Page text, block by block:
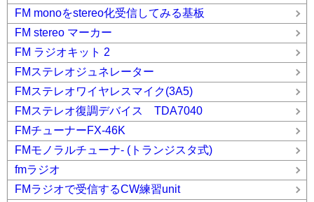
FM monoをstereo化受信してみる基板
FM stereo マーカー
FM ラジオキット 2
FMステレオジュネレーター
FMステレオワイヤレスマイク(3A5)
FMステレオ復調デバイス TDA7040
FMチューナーFX-46K
FMモノラルチューナ- (トランジスタ式)
fmラジオ
FMラジオで受信するCW練習unit